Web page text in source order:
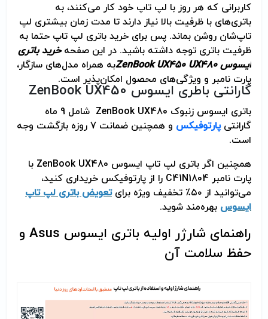
کاربرانی که هر روز با لپ تاپ خود کار می‌کنند، به
باتری‌های با ظرفیت بالا نیاز دارند تا مدت زمان بیشتری لپ
تاپ‌شان روشن بماند. پس برای خرید باتری لپ تاپ حتما به
ظرفیت باتری توجه داشته باشید. در این صفحهخرید باتری
ایسوسZenBook UX450 UX480به همراه مدل‌های سازگار،
پارت نامبر و ویژگی‌های محصول امکان‌پذیر است.
گارانتی باطری ایسوسZenBook UX450
باتری ایسوس زنبوک ZenBook UX480
شامل 9 ماه
گارانتیپارتوفیکس
و همچنین ضمانت 7 روزه بازگشت وجه
است.
همچنین اگر باتری لپ تاپ ایسوس ZenBook UX480 با
پارت نامبر C41N1804 را از پارتوفیکس خریداری کنید،
می‌توانید از ۵۰٪ تخفیف ویژه برای
تعویض باتری لپ تاپ
ایسوس بهره‌مند شوید.
راهنمای شارژر اولیه باتری ایسوس Asus و
حفظ سلامت آن